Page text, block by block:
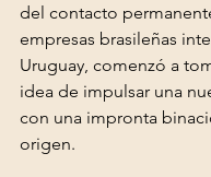
del contacto
empresas brasileñas
Uruguay, comenzó a
idea de impulsar una
con una impronta
origen.